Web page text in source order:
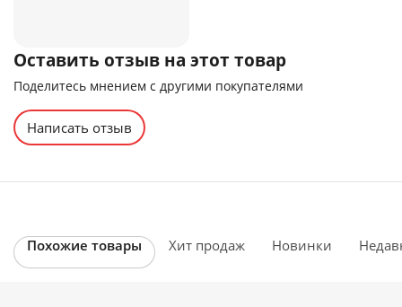
Оставить отзыв на этот товар
Поделитесь мнением с другими покупателями
Написать отзыв
Похожие товары Хит продаж Новинки